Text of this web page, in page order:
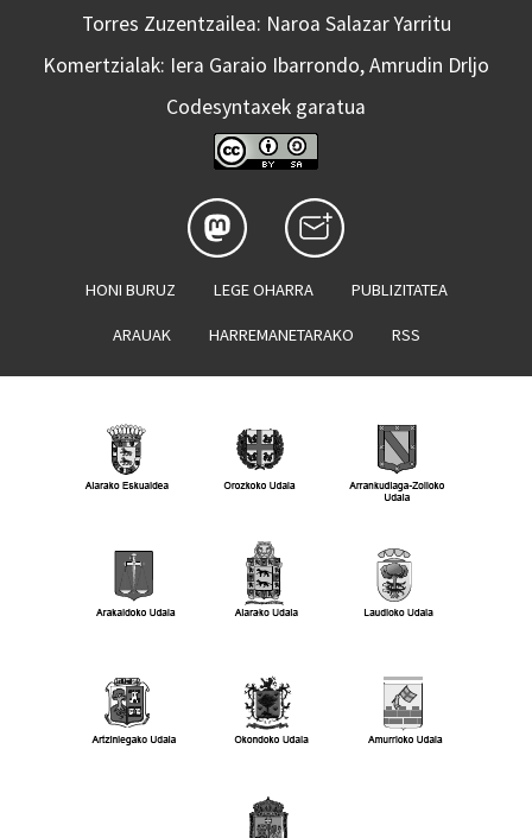
Torres Zuzentzailea: Naroa Salazar Yarritu
Komertzialak: Iera Garaio Ibarrondo, Amrudin Drljo
Codesyntaxek garatua
HONI BURUZ LEGE OHARRA PUBLIZITATEA
ARAUAK HARREMANETARAKO RSS